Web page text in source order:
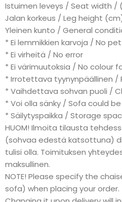
Istuimen leveys / Seat width /
Jalan korkeus / Leg height
Yleinen kunto / General
* Ei lemmikkien karvoja / No
* Ei virheitä / No error
* Ei värimuutoksia / No colour
* Irrotettava tyynynpäällinen /
* Vaihdettava sohvan puoli /
* Voi olla sänky / Sofa could
* Säilytyspaikka / Storage
HUOM! Ilmoita tilausta
(sohvaa edestä katsottuna)
tulisi olla. Toimituksen
maksullinen.
NOTE! Please specify the
sofa) when placing your order.